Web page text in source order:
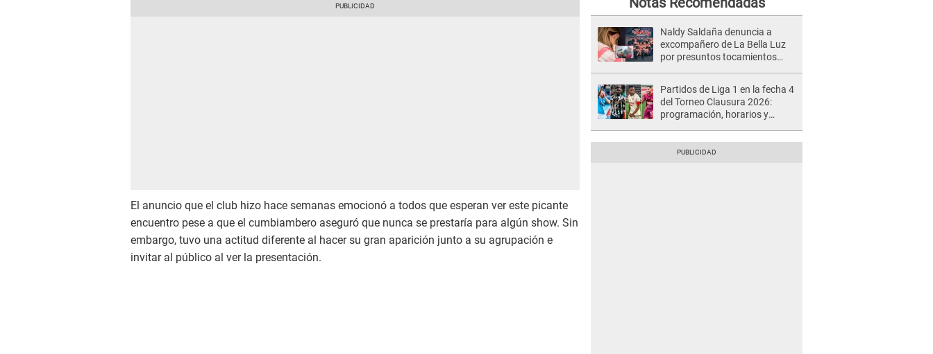
El anuncio que el club hizo hace semanas emocionó a todos que esperan ver este picante
encuentro pese a que el cumbiambero aseguró que nunca se prestaría para algún show. Sin
embargo, tuvo una actitud diferente al hacer su gran aparición junto a su agrupación e
invitar al público al ver la presentación.
Naldy Saldaña denuncia a
excompañero de La Bella Luz
por presuntos tocamientos
Partidos de Liga 1 en la fecha 4
del Torneo Clausura 2026:
programación, horarios y